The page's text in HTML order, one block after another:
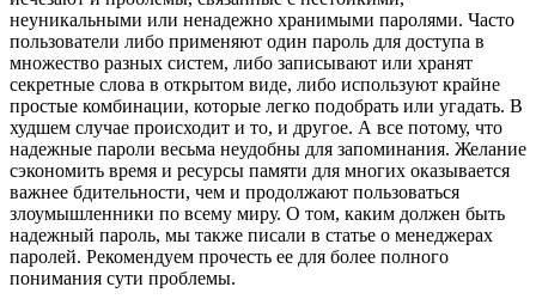
неуникальными или ненадежно хранимыми паролями. Часто
пользователи либо применяют один пароль для доступа в
множество разных систем, либо записывают или хранят
секретные слова в открытом виде, либо используют крайне
простые комбинации, которые легко подобрать или угадать. В
худшем случае происходит и то, и другое. А все потому, что
надежные пароли весьма неудобны для запоминания. Желание
сэкономить время и ресурсы памяти для многих оказывается
важнее бдительности, чем и продолжают пользоваться
злоумышленники по всему миру. О том, каким должен быть
надежный пароль, мы также писали в статье о менеджерах
паролей. Рекомендуем прочесть ее для более полного
понимания сути проблемы.